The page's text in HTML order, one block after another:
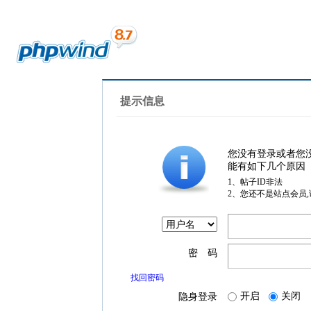
提示信息
您没有登录或者您
能有如下几个原因
1、帖子ID非法
2、您还不是站点会员
密 码
找回密码
隐身登录 开启 关闭